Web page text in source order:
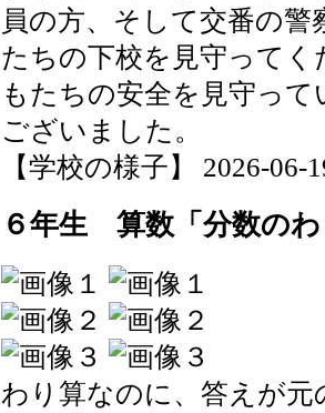
員の方、そして交番の
たちの下校を見守って
もたちの安全を見守っ
ございました。
【学校の様子】 2026-06-
６年生 算数「分数の
わり算なのに、答えが